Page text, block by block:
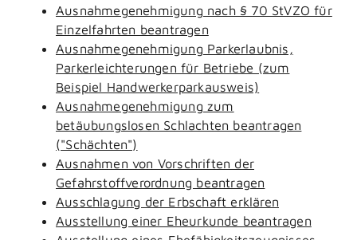
Ausnahmegenehmigung nach § 70 StVZO für
Einzelfahrten beantragen
Ausnahmegenehmigung Parkerlaubnis,
Parkerleichterungen für Betriebe (zum
Beispiel Handwerkerparkausweis)
Ausnahmegenehmigung zum
betäubungslosen Schlachten beantragen
("Schächten")
Ausnahmen von Vorschriften der
Gefahrstoffverordnung beantragen
Ausschlagung der Erbschaft erklären
Ausstellung einer Eheurkunde beantragen